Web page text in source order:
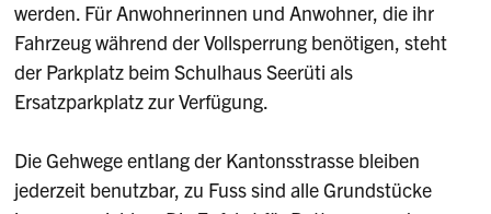
werden. Für Anwohnerinnen und Anwohner, die ihr
Fahrzeug während der Vollsperrung benötigen, steht
der Parkplatz beim Schulhaus Seerüti als
Ersatzparkplatz zur Verfügung.
Die Gehwege entlang der Kantonsstrasse bleiben
jederzeit benutzbar, zu Fuss sind alle Grundstücke